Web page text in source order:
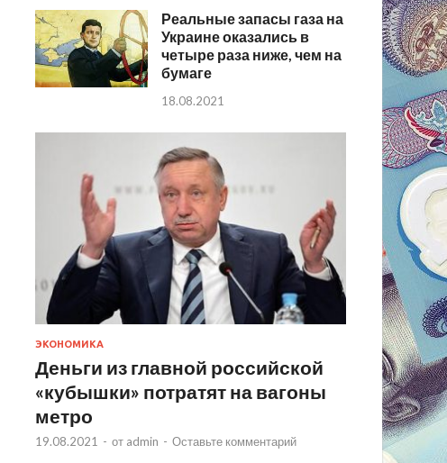
Реальные запасы газа на
Украине оказались в
четыре раза ниже, чем на
бумаге
18.08.2021
ЭКОНОМИКА
Деньги из главной российской
«кубышки» потратят на вагоны
метро
19.08.2021 - от admin - Оставьте комментарий